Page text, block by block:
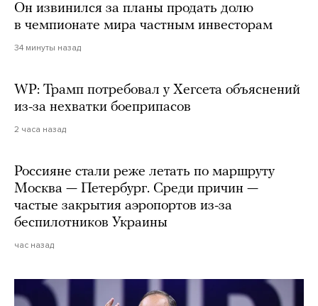
Он извинился за планы продать долю
в чемпионате мира частным инвесторам
34 минуты назад
WP: Трамп потребовал у Хегсета объяснений
из-за нехватки боеприпасов
2 часа назад
Россияне стали реже летать по маршруту
Москва — Петербург. Среди причин —
частые закрытия аэропортов из-за
беспилотников Украины
час назад